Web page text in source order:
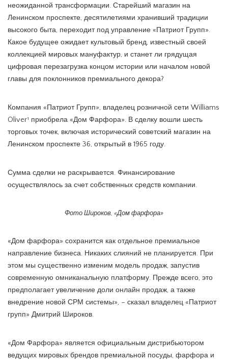
неожиданной трансформации. Старейший магазин на
Ленинском проспекте, десятилетиями хранивший традиции
высокого быта, переходит под управление «Патриот Групп».
Какое будущее ожидает культовый бренд, известный своей
коллекцией мировых мануфактур, и станет ли грядущая
цифровая перезагрузка концом истории или началом новой
главы для поклонников премиального декора?
Компания «Патриот Групп», владелец розничной сети Williams
Oliver¹ приобрела «Дом Фарфора». В сделку вошли шесть
торговых точек, включая исторический советский магазин на
Ленинском проспекте 36, открытый в 1965 году.
Сумма сделки не раскрывается. Финансирование
осуществлялось за счет собственных средств компании.
Фото Широков, «Дом фарфора»
«Дом фарфора» сохранится как отдельное премиальное
направление бизнеса. Никаких слияний не планируется. При
этом мы существенно изменим модель продаж, запустив
современную омниканальную платформу. Прежде всего, это
предполагает увеличение доли онлайн продаж, а также
внедрение новой СРМ системы», – сказал владелец «Патриот
групп» Дмитрий Широков.
«Дом Фарфора» является официальным дистрибьютором
ведущих мировых брендов премиальной посуды, фарфора и